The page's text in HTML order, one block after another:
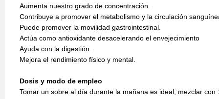
Aumenta nuestro grado de concentración.
Contribuye a promover el metabolismo y la circulación
Puede promover la movilidad gastrointestinal.
Actúa como antioxidante desacelerando el envejecimiento
Ayuda con la digestión.
Mejora el rendimiento físico y mental.
Dosis y modo de empleo
Tomar un sobre al día durante la mañana es ideal, mezclar